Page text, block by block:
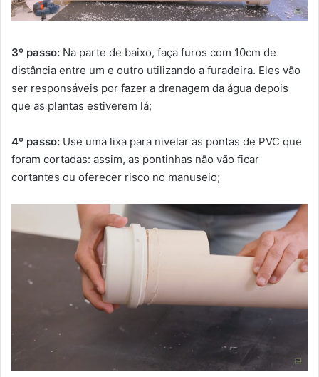
3º passo: Na parte de baixo, faça furos com 10cm de
distância entre um e outro utilizando a furadeira. Eles vão
ser responsáveis por fazer a drenagem da água depois
que as plantas estiverem lá;
4º passo: Use uma lixa para nivelar as pontas de PVC que
foram cortadas: assim, as pontinhas não vão ficar
cortantes ou oferecer risco no manuseio;